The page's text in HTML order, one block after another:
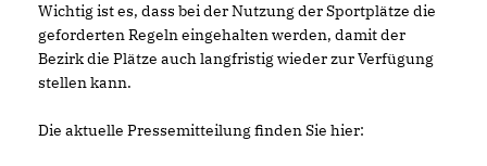
Wichtig ist es, dass bei der Nutzung der Sportplätze die
geforderten Regeln eingehalten werden, damit der
Bezirk die Plätze auch langfristig wieder zur Verfügung
stellen kann.
Die aktuelle Pressemitteilung finden Sie hier: